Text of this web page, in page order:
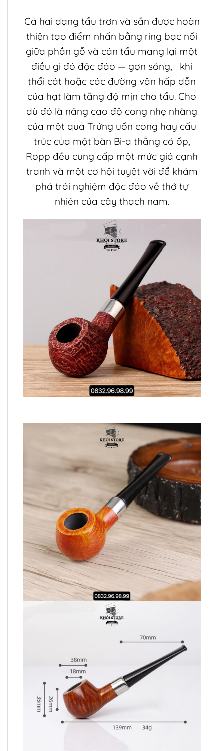
Cả hai dạng tẩu trơn và sần được hoàn
thiện tạo điểm nhấn bằng ring bạc nối
giữa phần gỗ và cán tẩu mang lại một
điều gì đó độc đáo — gợn sóng, khi
thổi cát hoặc các đường vân hấp dẫn
của hạt làm tăng độ mịn cho tẩu. Cho
dù đó là nâng cao độ cong nhẹ nhàng
của một quả Trứng uốn cong hay cấu
trúc của một bàn Bi-a thẳng có ốp,
Ropp đều cung cấp một mức giá cạnh
tranh và một cơ hội tuyệt vời để khám
phá trải nghiệm độc đáo về thớ tự
nhiên của cây thạch nam.